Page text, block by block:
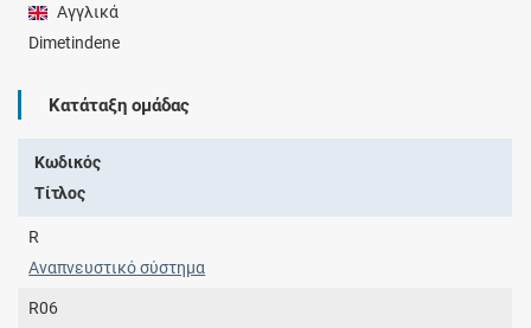
Αγγλικά
Dimetindene
Κατάταξη ομάδας
Κωδικός
Τίτλος
R
Αναπνευστικό σύστημα
R06